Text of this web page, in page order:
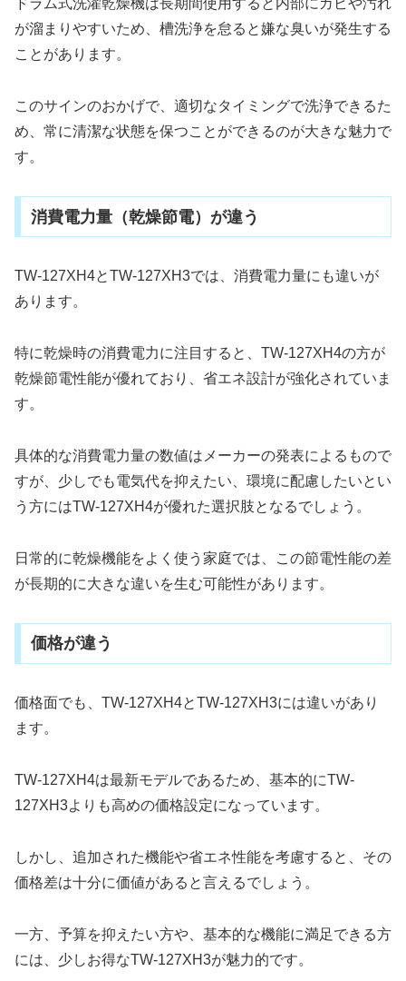
ドラム式洗濯乾燥機は長期間使用すると内部にカビや汚れ
が溜まりやすいため、槽洗浄を怠ると嫌な臭いが発生する
ことがあります。
このサインのおかげで、適切なタイミングで洗浄できるた
め、常に清潔な状態を保つことができるのが大きな魅力で
す。
消費電力量（乾燥節電）が違う
TW-127XH4とTW-127XH3では、消費電力量にも違いが
あります。
特に乾燥時の消費電力に注目すると、TW-127XH4の方が
乾燥節電性能が優れており、省エネ設計が強化されていま
す。
具体的な消費電力量の数値はメーカーの発表によるもので
すが、少しでも電気代を抑えたい、環境に配慮したいとい
う方にはTW-127XH4が優れた選択肢となるでしょう。
日常的に乾燥機能をよく使う家庭では、この節電性能の差
が長期的に大きな違いを生む可能性があります。
価格が違う
価格面でも、TW-127XH4とTW-127XH3には違いがあり
ます。
TW-127XH4は最新モデルであるため、基本的にTW-
127XH3よりも高めの価格設定になっています。
しかし、追加された機能や省エネ性能を考慮すると、その
価格差は十分に価値があると言えるでしょう。
一方、予算を抑えたい方や、基本的な機能に満足できる方
には、少しお得なTW-127XH3が魅力的です。